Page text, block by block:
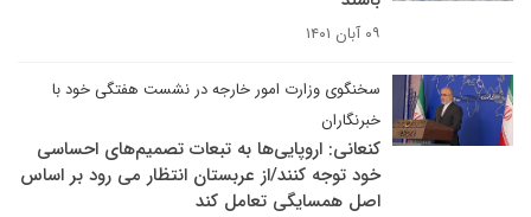
۰۹ آبان ۱۴۰۱
سخنگوی وزارت امور خارجه در نشست هفتگی خود با
خبرنگاران
کنعانی: اروپایی‌ها به تبعات تصمیم‌های احساسی
خود توجه کنند/از عربستان انتظار می رود بر اساس
اصل همسایگی تعامل کند